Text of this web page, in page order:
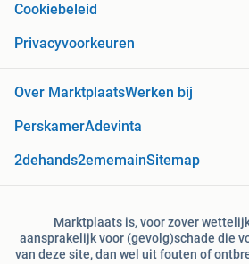
Cookiebeleid
Privacyvoorkeuren
Over MarktplaatsWerken bij
PerskamerAdevinta
2dehands2ememainSitemap
Marktplaats is, voor zover
aansprakelijk voor (gevolg)schade die
van deze site, dan wel uit fouten of